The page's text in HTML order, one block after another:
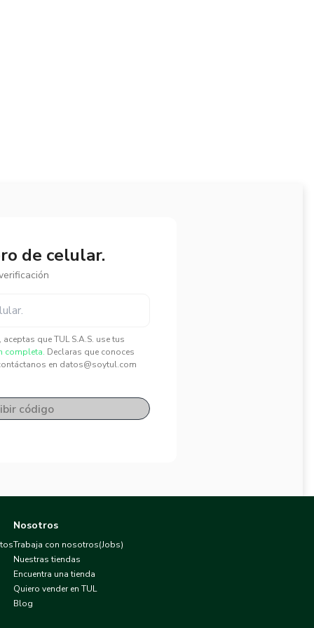
de celular.
que TUL S.A.S. use tus
completa. Declaras que conoces
en datos@soytul.com
código
Nosotros
Trabaja con nosotros(Jobs)
Nuestras tiendas
Encuentra una tienda
Quiero vender en TUL
Blog